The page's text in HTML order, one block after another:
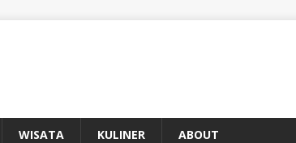
WISATA KULINER ABOUT